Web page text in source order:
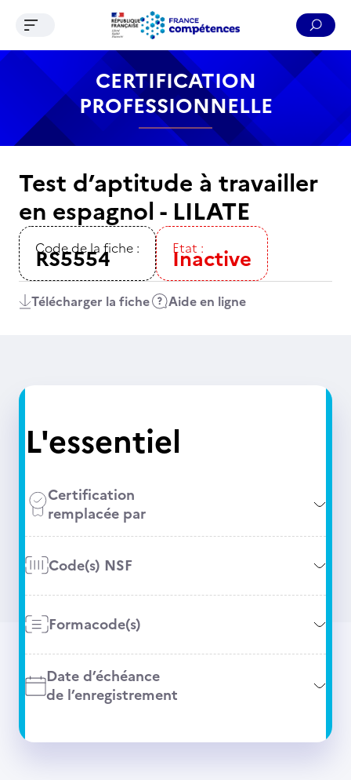
Contenu Recherche Menu Pied de page
Ouvrir le menu de navigation
CERTIFICATION
PROFESSIONNELLE
Test d’aptitude à travailler
en espagnol - LILATE
Code de la fiche :
RS5554 Etat :
Inactive
Télécharger la fiche Aide en ligne
L'essentiel
Certification
remplacée par
Code(s) NSF
Formacode(s)
Date d’échéance
de l’enregistrement